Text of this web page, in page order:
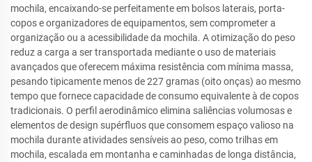
mochila, encaixando-se perfeitamente em bolsos laterais, porta-
copos e organizadores de equipamentos, sem comprometer a
organização ou a acessibilidade da mochila. A otimização do peso
reduz a carga a ser transportada mediante o uso de materiais
avançados que oferecem máxima resistência com mínima massa,
pesando tipicamente menos de 227 gramas (oito onças) ao mesmo
tempo que fornece capacidade de consumo equivalente à de copos
tradicionais. O perfil aerodinâmico elimina saliências volumosas e
elementos de design supérfluos que consomem espaço valioso na
mochila durante atividades sensíveis ao peso, como trilhas em
mochila, escalada em montanha e caminhadas de longa distância,